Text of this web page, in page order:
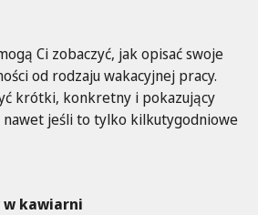
Ci zobaczyć, jak opisać swoje
od rodzaju wakacyjnej pracy.
krótki, konkretny i pokazujący
jeśli to tylko kilkutygodniowe
w kawiarni